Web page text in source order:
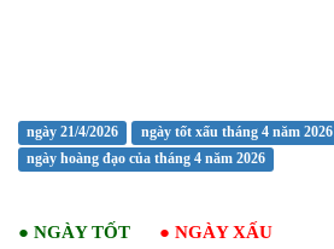
ngày 21/4/2026
ngày tốt xấu tháng 4 năm 2026
ngày hoàng đạo của tháng 4 năm 2026
● NGÀY TỐT ● NGÀY XẤU